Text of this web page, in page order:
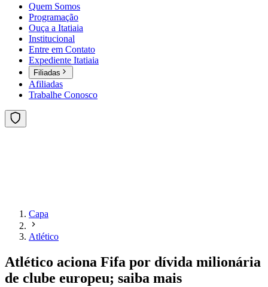
Quem Somos
Programação
Ouça a Itatiaia
Institucional
Entre em Contato
Expediente Itatiaia
Filiadas
Afiliadas
Trabalhe Conosco
Capa
Atlético
Atlético aciona Fifa por dívida milionária
de clube europeu; saiba mais